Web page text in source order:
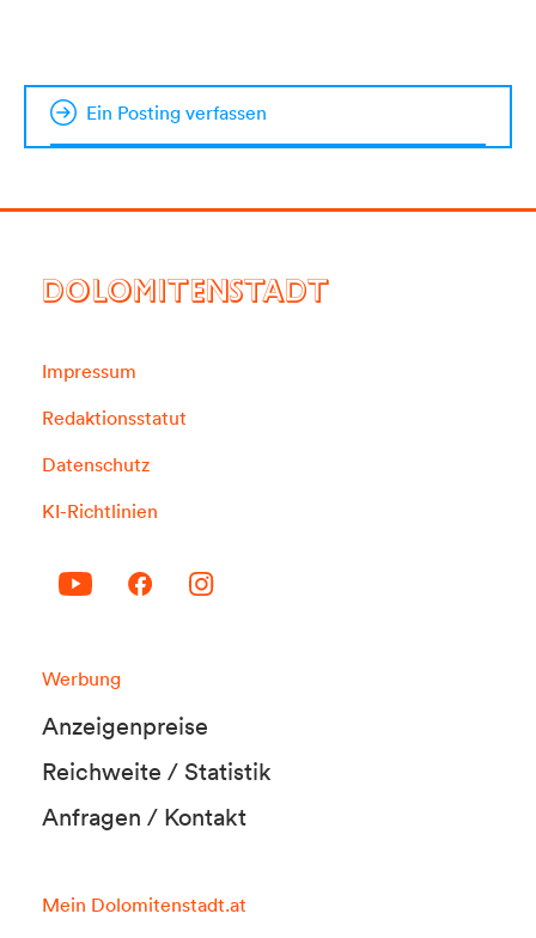
Ein Posting verfassen
DOLOMITENSTADT
Impressum
Redaktionsstatut
Datenschutz
KI-Richtlinien
Werbung
Anzeigenpreise
Reichweite / Statistik
Anfragen / Kontakt
Mein Dolomitenstadt.at